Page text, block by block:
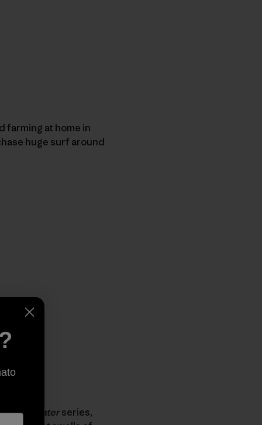
farming at home in
huge surf around
Deep Waterseries,